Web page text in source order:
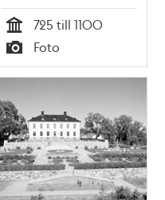
Tid
725 till 1100
Typ
Foto